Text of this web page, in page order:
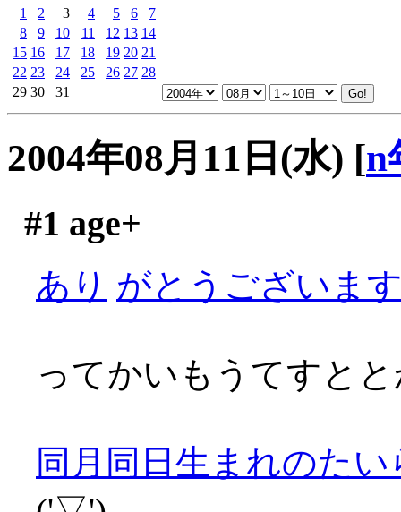
1
2 3 4 5 6
7
8
9 10 11 12 13 14
15 16 17 18 19 20 21
22 23 24 25 26 27 28
29 30 31
2004年08月11日(水) [n
#1 age+
あり がとうございま
ってかいもうてすと
同月同日生まれのたい